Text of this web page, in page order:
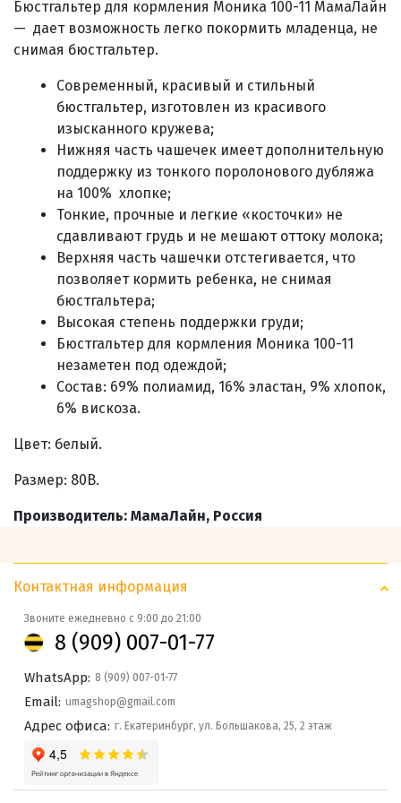
Бюстгальтер для кормления Моника 100-11 МамаЛайн
— дает возможность легко покормить младенца, не
снимая бюстгальтер.
Современный, красивый и стильный
бюстгальтер, изготовлен из красивого
изысканного кружева;
Нижняя часть чашечек имеет дополнительную
поддержку из тонкого поролонового дубляжа
на 100% хлопке;
Тонкие, прочные и легкие «косточки» не
сдавливают грудь и не мешают оттоку молока;
Верхняя часть чашечки отстегивается, что
позволяет кормить ребенка, не снимая
бюстгальтера;
Высокая степень поддержки груди;
Бюстгальтер для кормления Моника 100-11
незаметен под одеждой;
Состав: 69% полиамид, 16% эластан, 9% хлопок,
6% вискоза.
Цвет: белый.
Размер: 80В.
Производитель: МамаЛайн, Россия
Контактная информация
Звоните ежедневно с 9:00 до 21:00
8 (909) 007-01-77
WhatsApp: 8 (909) 007-01-77
Email: umagshop@gmail.com
Адрес офиса: г. Екатеринбург, ул. Большакова, 25, 2 этаж